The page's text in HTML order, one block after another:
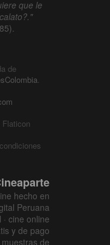
que le
de
.
Flaticon
hecho en
Peruana
cine online
y de pago
de